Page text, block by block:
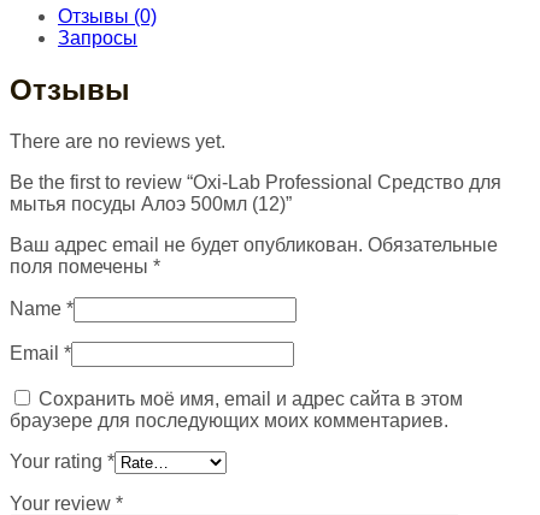
Отзывы (0)
Запросы
Отзывы
There are no reviews yet.
Be the first to review “Oxi-Lab Professional Средство для
мытья посуды Алоэ 500мл (12)”
Ваш адрес email не будет опубликован. Обязательные
поля помечены *
Name *
Email *
Сохранить моё имя, email и адрес сайта в этом
браузере для последующих моих комментариев.
Your rating *
Your review *